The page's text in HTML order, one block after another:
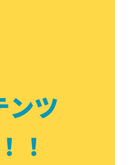
ンツ
！